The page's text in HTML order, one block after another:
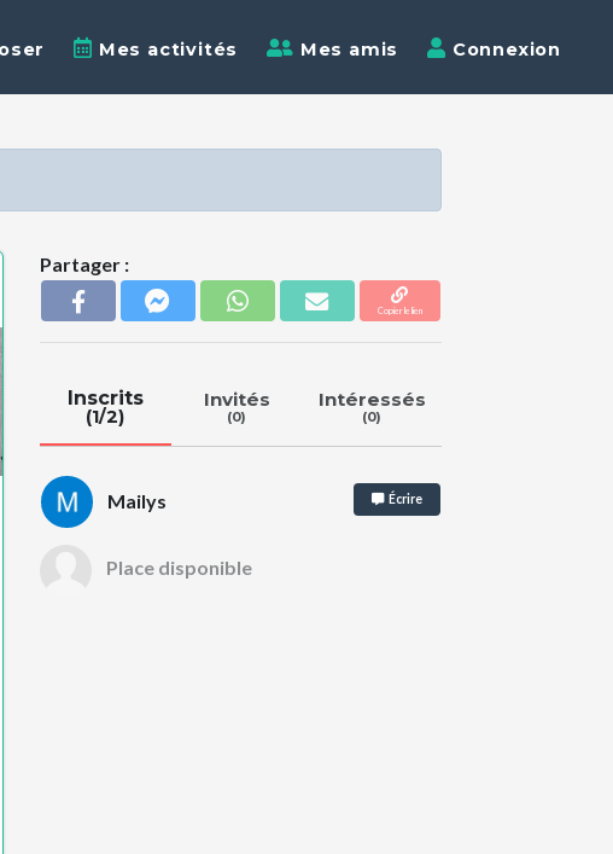
Mes activités Mes amis Connexion
Partager :
Copier le lien
Inscrits
(1/2)
Invités
(0)
Intéressés
(0)
Mailys Écrire
Place disponible